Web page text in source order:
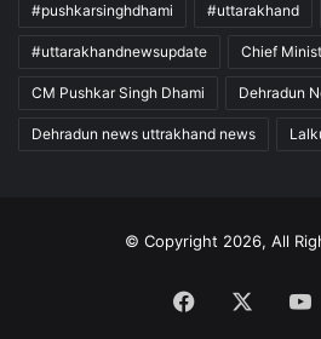
#pushkarsinghdhami #uttarakhand
#uttarakhandnewsupdate Chief
CM Pushkar Singh Dhami Dehradun
Dehradun news uttrakhand news
© Copyright 2026, All
Facebook